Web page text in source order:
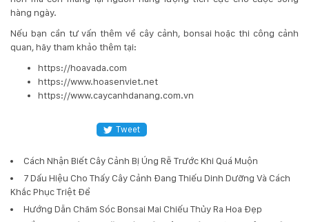
hàng ngày.
Nếu bạn cần tư vấn thêm về cây cảnh, bonsai hoặc thi công cảnh
quan, hãy tham khảo thêm tại:
https://hoavada.com
https://www.hoasenviet.net
https://www.caycanhdanang.com.vn
Tweet
Cách Nhận Biết Cây Cảnh Bị Úng Rễ Trước Khi Quá Muộn
7 Dấu Hiệu Cho Thấy Cây Cảnh Đang Thiếu Dinh Dưỡng Và Cách
Khắc Phục Triệt Để
Hướng Dẫn Chăm Sóc Bonsai Mai Chiếu Thủy Ra Hoa Đẹp